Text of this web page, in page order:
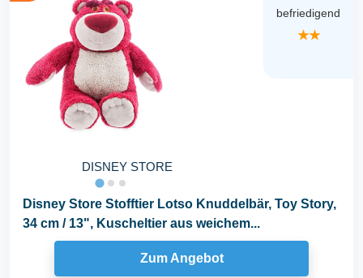
DISNEY STORE
befriedigend
★★
Disney Store Stofftier Lotso Knuddelbär, Toy Story,
34 cm / 13", Kuscheltier aus weichem...
Zum Angebot